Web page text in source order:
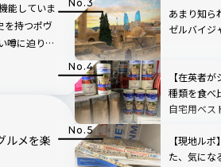
能していま
を持つポヴ
噂に迫りま
ルメを楽
あまり知ら
ゼルバイジ
【在英者
種類を食べ
自宅用ベス
【現地ル
た、気にな